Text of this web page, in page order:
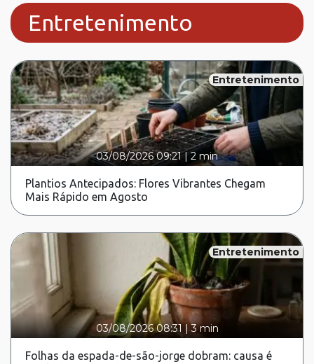
Entretenimento
Entretenimento
03/08/2026 09:21|2 min
Plantios Antecipados: Flores Vibrantes Chegam
Mais Rápido em Agosto
Entretenimento
03/08/2026 08:31 |3 min
Folhas da espada-de-são-jorge dobram: causa é